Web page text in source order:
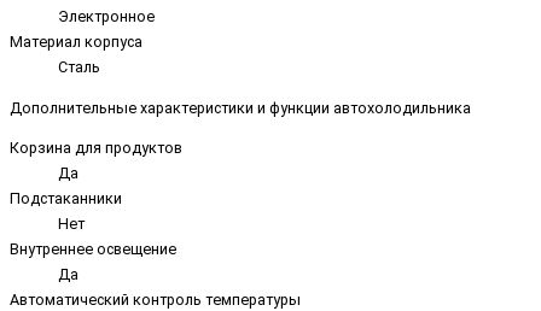
Электронное
Материал корпуса
Сталь
Дополнительные характеристики и функции автохолодильника
Корзина для продуктов
Да
Подстаканники
Нет
Внутреннее освещение
Да
Автоматический контроль температуры